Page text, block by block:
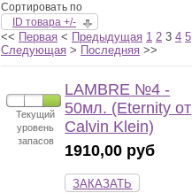
Сортировать по
ID товара +/-
<< Первая < Предыдущая 1 2 3 4 5
Следующая > Последняя >>
Текущий
уровень
запасов
LAMBRE №4 -
50мл. (Eternity от
Calvin Klein)
1910,00 руб
ЗАКАЗАТЬ